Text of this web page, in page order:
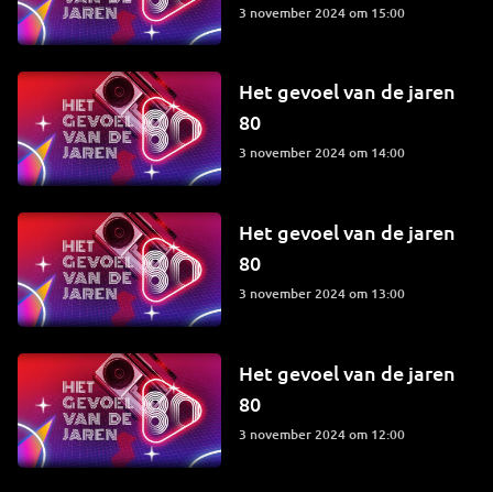
3 november 2024 om 15:00
Het gevoel van de jaren
80
3 november 2024 om 14:00
Het gevoel van de jaren
80
3 november 2024 om 13:00
Het gevoel van de jaren
80
3 november 2024 om 12:00